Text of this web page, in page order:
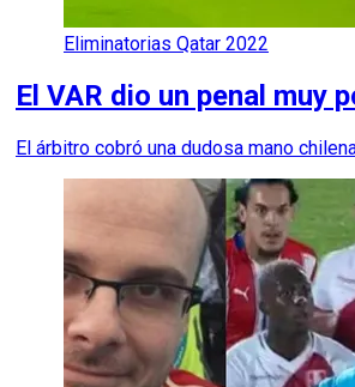
Eliminatorias Qatar 2022
El VAR dio un penal muy
El árbitro cobró una dudosa mano